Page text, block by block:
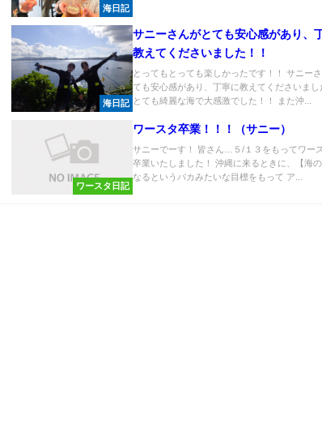
海日記
海日記
サニーさんがとても安心感があり、
教えてくださいました！！
とってもとっても楽しかったです！！ サニー
ても安心感があり、丁寧に教えてくださいまし
とても綺麗な海で大感激でした！！ また沖...
ワースタ日記
ワースタ卒業！！！（サニー）
サニーでーす！ 皆さん…５/１３をもってワー
卒業いたしました！ 沖縄に来るときに、【海
なるというバカみたいな目標をもって ア...